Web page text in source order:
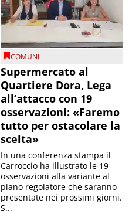
COMUNI
Supermercato al
Quartiere Dora, Lega
all’attacco con 19
osservazioni: «Faremo
tutto per ostacolare la
scelta»
In una conferenza stampa il
Carroccio ha illustrato le 19
osservazioni alla variante al
piano regolatore che saranno
presentate nei prossimi giorni.
S...